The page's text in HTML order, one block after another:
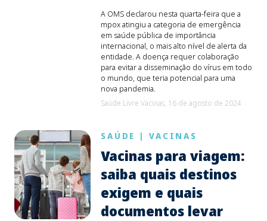
A OMS declarou nesta quarta-feira que a
mpox atingiu a categoria de emergência
em saúde pública de importância
internacional, o mais alto nível de alerta da
entidade. A doença requer colaboração
para evitar a disseminação do vírus em todo
o mundo, que teria potencial para uma
nova pandemia.
Saúde Livre Vacinas, 16 de agosto de 2024
SAÚDE | VACINAS
Vacinas para viagem:
saiba quais destinos
exigem e quais
documentos levar